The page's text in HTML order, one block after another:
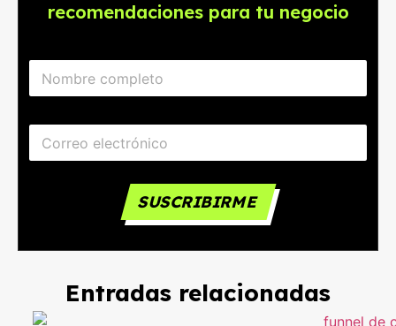
recomendaciones para tu negocio
N
m
C
r
l
r
SUSCRIBIRME
Entradas relacionadas